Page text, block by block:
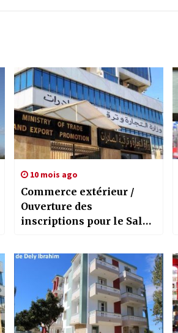
10 mois ago
Commerce extérieur /
Ouverture des
inscriptions pour le Salon
Italie